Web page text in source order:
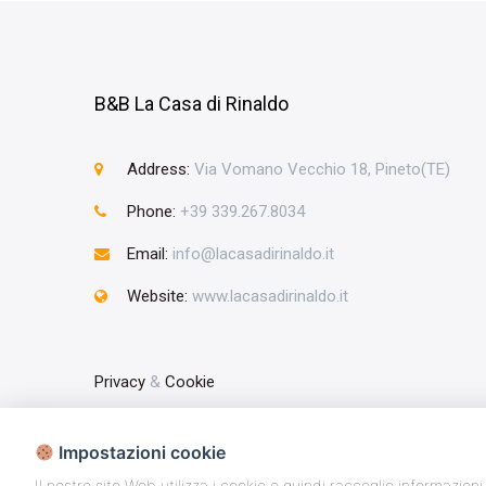
B&B La Casa di Rinaldo
Address: Via Vomano Vecchio 18, Pineto(TE)
Phone: +39 339.267.8034
Email: info@lacasadirinaldo.it
Website: www.lacasadirinaldo.it
Privacy & Cookie
Impostazioni cookie